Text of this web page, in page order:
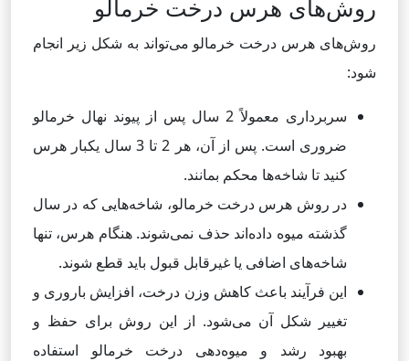
روش‌های هرس درخت خرمالو
روش‌های هرس درخت خرمالو می‌تواند به شکل زیر انجام
شود:
سربرداری معمولاً 2 سال پس از پیوند نهال خرمالو
ضروری است. پس از آن، هر 2 تا 3 سال یکبار هرس
کنید تا شاخه‌ها محکم بمانند.
در روش هرس درخت خرمالو، شاخه‌هایی که در سال
گذشته میوه داده‌اند حذف نمی‌شوند. هنگام هرس، تنها
شاخه‌های اضافی یا غیرقابل قبول باید قطع شوند.
این فرآیند باعث کاهش وزن درخت، افزایش باروری و
تغییر شکل آن می‌شود. از این روش برای حفظ و
بهبود رشد و میوه‌دهی درخت خرمالو استفاده